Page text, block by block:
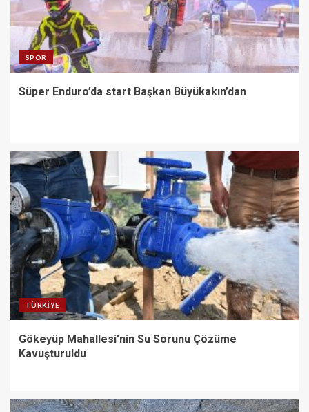
SPOR
Süper Enduro’da start Başkan Büyükakın’dan
TÜRKIYE
Gökeyüp Mahallesi’nin Su Sorunu Çözüme
Kavuşturuldu